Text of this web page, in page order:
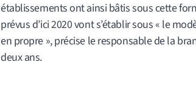
établissements ont ainsi bâtis sous cette
prévus d’ici 2020 vont s’établir sous « le
en propre », précise le responsable de la
deux ans.